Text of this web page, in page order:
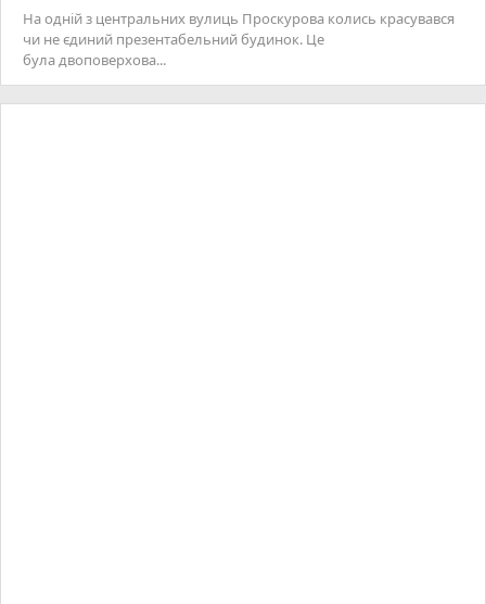
На одній з центральних вулиць Проскурова колись красувався
чи не єдиний презентабельний будинок. Це
була двоповерхова...